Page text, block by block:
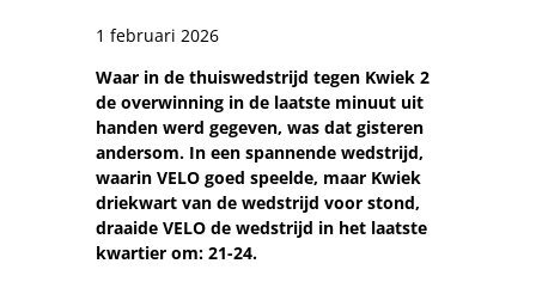
1 februari 2026
Waar in de thuiswedstrijd tegen Kwiek 2
de overwinning in de laatste minuut uit
handen werd gegeven, was dat gisteren
andersom. In een spannende wedstrijd,
waarin VELO goed speelde, maar Kwiek
driekwart van de wedstrijd voor stond,
draaide VELO de wedstrijd in het laatste
kwartier om: 21-24.